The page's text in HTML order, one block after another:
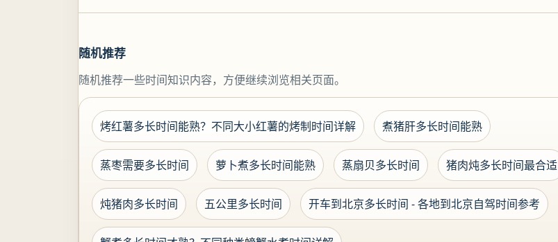
随机推荐
随机推荐一些时间知识内容，方便继续浏览相关页面。
烤红薯多长时间能熟？不同大小红薯的烤制时间详解 煮猪肝多长时间能熟
蒸枣需要多长时间 萝卜煮多长时间能熟 蒸扇贝多长时间 猪肉炖多长时间最合适
炖猪肉多长时间 五公里多长时间 开车到北京多长时间 - 各地到北京自驾时间参考